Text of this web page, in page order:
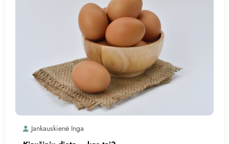
Jankauskienė Inga